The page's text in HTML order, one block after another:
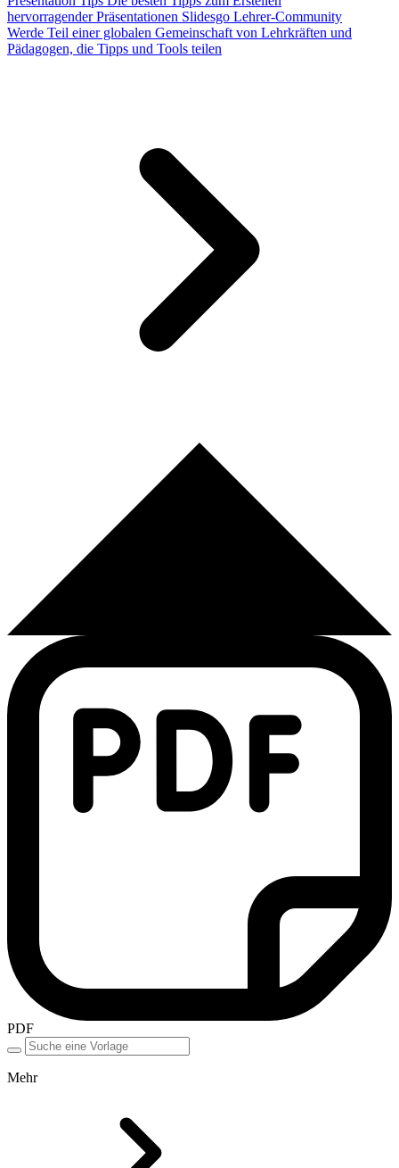
hervorragender Präsentationen Slidesgo Lehrer-Community
Werde Teil einer globalen Gemeinschaft von Lehrkräften und
Pädagogen, die Tipps und Tools teilen
PDF
Mehr